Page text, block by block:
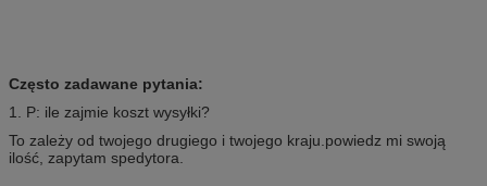
Często zadawane pytania:
1. P: ile zajmie koszt wysyłki?
To zależy od twojego drugiego i twojego kraju.powiedz mi swoją
ilość, zapytam spedytora.